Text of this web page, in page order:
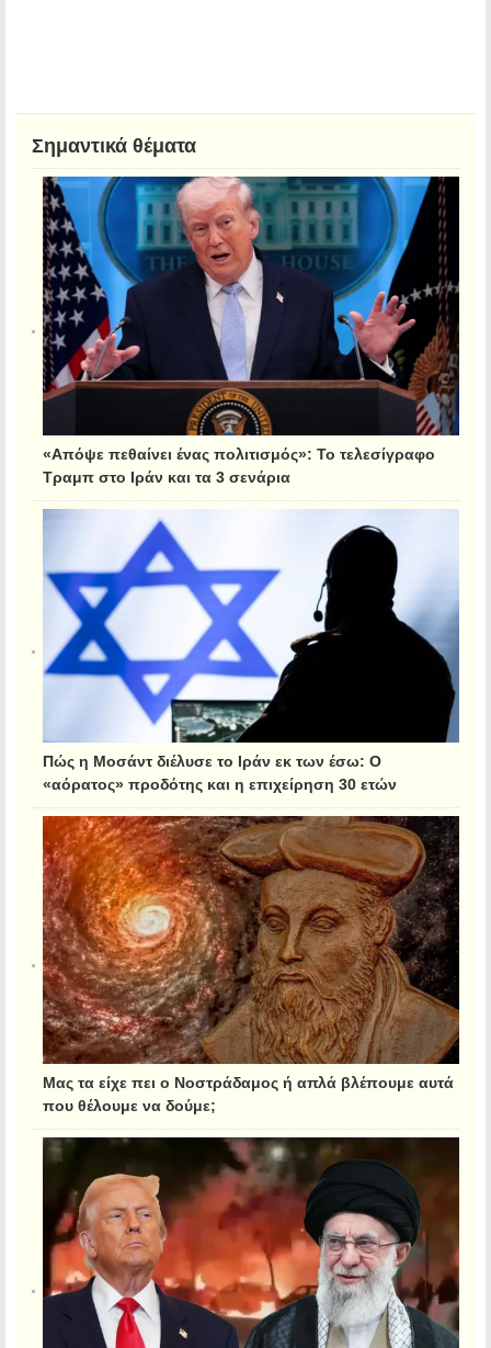
Σημαντικά θέματα
«Απόψε πεθαίνει ένας πολιτισμός»: Το τελεσίγραφο
Τραμπ στο Ιράν και τα 3 σενάρια
Πώς η Μοσάντ διέλυσε το Ιράν εκ των έσω: Ο
«αόρατος» προδότης και η επιχείρηση 30 ετών
Μας τα είχε πει ο Νοστράδαμος ή απλά βλέπουμε αυτά
που θέλουμε να δούμε;